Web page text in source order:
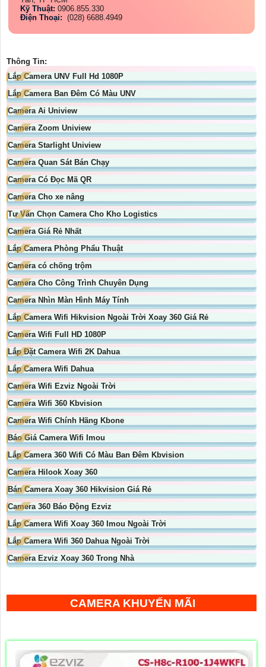
Kỹ Thuật: 0906.855.330
Điện Thoại: (028) 6688.4949
Thông Tin:
Lắp Camera UNV Full Hd 1080P
Lắp Camera Ban Đêm Có Màu UNV
Camera Ai Uniview
Camera Zoom Uniview
Camera Starlight Uniview
Camera Quan Sát Bán Chạy
Camera Có Đọc Mã QR
Camera Cho xe nâng
Tư Vấn Chọn Camera Cho Kho Logistics
Camera Giá Rẻ Nhất
Lắp Camera Phòng Phẩu Thuật
Camera có chống trộm
Camera Cho Công Trình Chuyên Dụng
Camera Nhìn Màn Hình Máy Tính
Lắp Camera Wifi Hikvision Ngoài Trời Xoay 360 Giá Rẻ
Camera Wifi Full HD 1080P
Lắp Đặt Camera Wifi 2K Dahua
Lắp Camera Wifi Dahua
Camera Wifi Ezviz Ngoài Trời
Camera Wifi 360 Kbvision
Camera Wifi Chính Hãng Kbone
Báo Giá Camera Wifi Imou
Lắp Camera 360 Wifi Có Màu Ban Đêm Kbvision
Camera Hilook Xoay 360
Bán Camera Xoay 360 Hikvision Giá Rẻ
Camera 360 Báo Động Ezviz
Lắp Camera Wifi Xoay 360 Imou Ngoài Trời
Lắp Camera Wifi 360 Dahua Ngoài Trời
Camera Ezviz Xoay 360 Trong Nhà
CAMERA KHUYẾN MÃI